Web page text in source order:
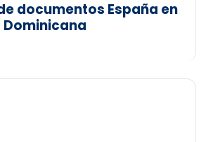
documentos España en
Dominicana